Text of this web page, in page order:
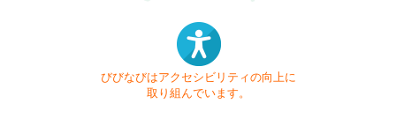
びびなびはアクセシビリティの向上に
取り組んでいます。